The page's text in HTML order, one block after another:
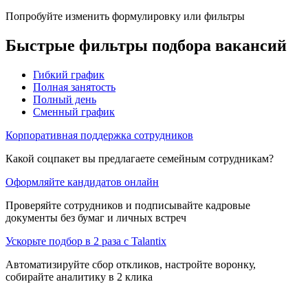
Попробуйте изменить формулировку или фильтры
Быстрые фильтры подбора вакансий
Гибкий график
Полная занятость
Полный день
Сменный график
Корпоративная поддержка сотрудников
Какой соцпакет вы предлагаете семейным сотрудникам?
Оформляйте кандидатов онлайн
Проверяйте сотрудников и подписывайте кадровые
документы без бумаг и личных встреч
Ускорьте подбор в 2 раза с Talantix
Автоматизируйте сбор откликов, настройте воронку,
собирайте аналитику в 2 клика